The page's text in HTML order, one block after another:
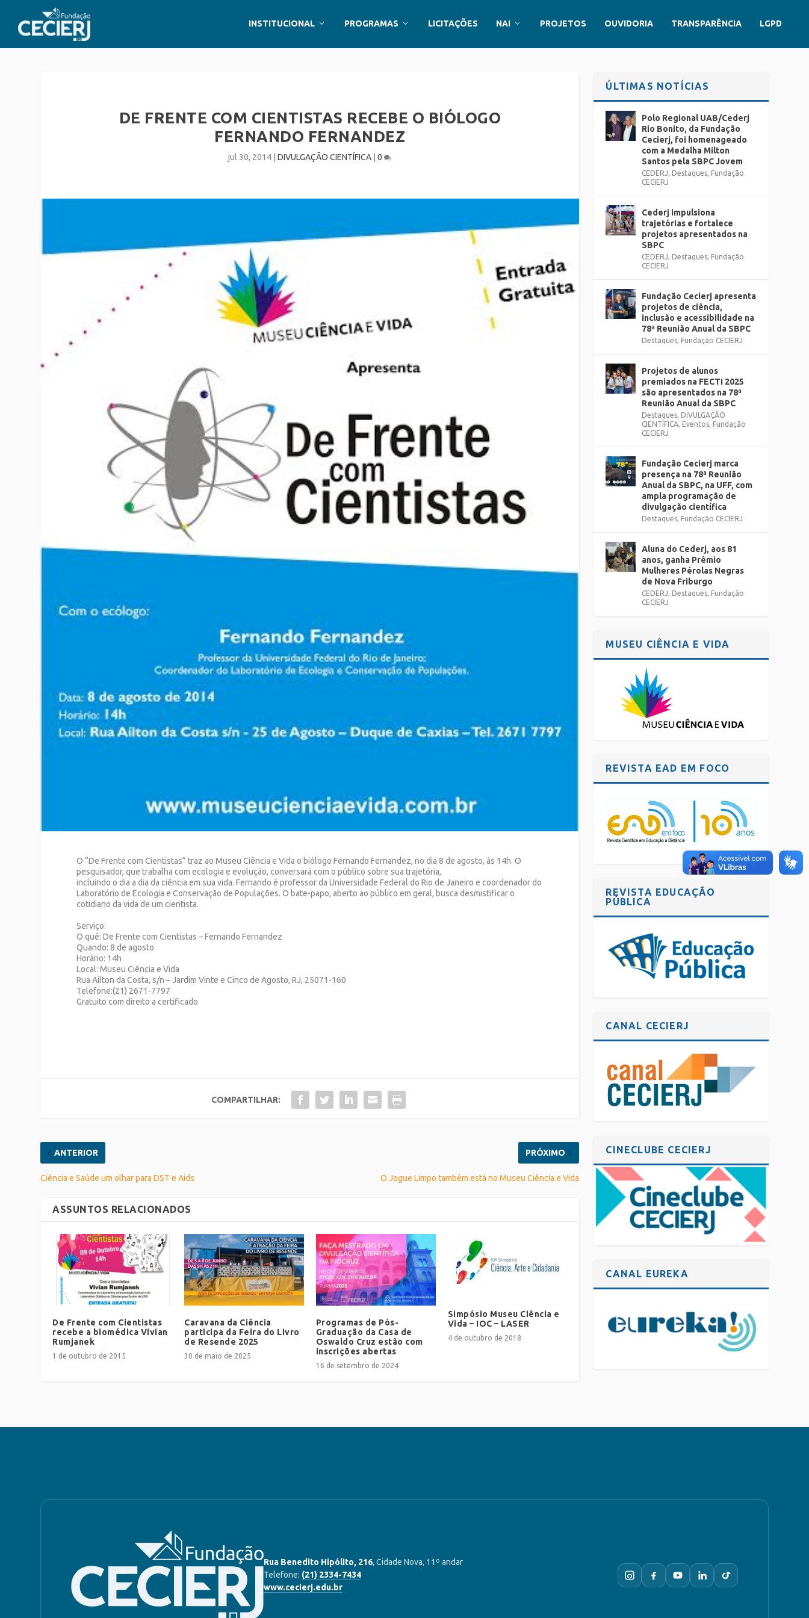
INSTITUCIONAL PROGRAMAS LICITAÇÕES NAI PROJETOS OUVIDORIA TRANSPARÊNCIA LGPD
DE FRENTE COM CIENTISTAS RECEBE O BIÓLOGO
FERNANDO FERNANDEZ
jul 30, 2014 |DIVULGAÇÃO CIENTÍFICA |0
O “De Frente com Cientistas” traz ao Museu Ciência e Vida o biólogo Fernando Fernandez, no dia 8 de agosto, às 14h. O
pesquisador, que trabalha com ecologia e evolução, conversará com o público sobre sua trajetória,
incluindo o dia a dia da ciência em sua vida. Fernando é professor da Universidade Federal do Rio de Janeiro e coordenador do
Laboratório de Ecologia e Conservação de Populações. O bate-papo, aberto ao público em geral, busca desmistificar o
cotidiano da vida de um cientista.
Serviço:
O quê: De Frente com Cientistas – Fernando Fernandez
Quando: 8 de agosto
Horário: 14h
Local: Museu Ciência e Vida
Rua Ailton da Costa, s/n – Jardim Vinte e Cinco de Agosto, RJ, 25071-160
Telefone:(21) 2671-7797
Gratuito com direito a certificado
COMPARTILHAR:
ANTERIOR
Ciência e Saúde um olhar para DST e Aids
PRÓXIMO
O Jogue Limpo também está no Museu Ciência e Vida
ASSUNTOS RELACIONADOS
De Frente com Cientistas
recebe a biomédica Vivian
Rumjanek
1 de outubro de 2015
Caravana da Ciência
participa da Feira do Livro
de Resende 2025
30 de maio de 2025
Programas de Pós-
Graduação da Casa de
Oswaldo Cruz estão com
inscrições abertas
16 de setembro de 2024
Simpósio Museu Ciência e
Vida – IOC – LASER
4 de outubro de 2018
ÚLTIMAS NOTÍCIAS
Polo Regional UAB/Cederj
Rio Bonito, da Fundação
Cecierj, foi homenageado
com a Medalha Milton
Santos pela SBPC Jovem
CEDERJ, Destaques, Fundação
CECIERJ
Cederj impulsiona
trajetórias e fortalece
projetos apresentados na
SBPC
CEDERJ, Destaques, Fundação
CECIERJ
Fundação Cecierj apresenta
projetos de ciência,
inclusão e acessibilidade na
78ª Reunião Anual da SBPC
Destaques, Fundação CECIERJ
Projetos de alunos
premiados na FECTI 2025
são apresentados na 78ª
Reunião Anual da SBPC
Destaques, DIVULGAÇÃO
CIENTÍFICA, Eventos, Fundação
CECIERJ
Fundação Cecierj marca
presença na 78ª Reunião
Anual da SBPC, na UFF, com
ampla programação de
divulgação científica
Destaques, Fundação CECIERJ
Aluna do Cederj, aos 81
anos, ganha Prêmio
Mulheres Pérolas Negras
de Nova Friburgo
CEDERJ, Destaques, Fundação
CECIERJ
MUSEU CIÊNCIA E VIDA
REVISTA EAD EM FOCO
REVISTA EDUCAÇÃO
PÚBLICA
CANAL CECIERJ
CINECLUBE CECIERJ
CANAL EUREKA
Rua Benedito Hipólito, 216, Cidade Nova, 11º andar
Telefone: (21) 2334-7434
www.cecierj.edu.br